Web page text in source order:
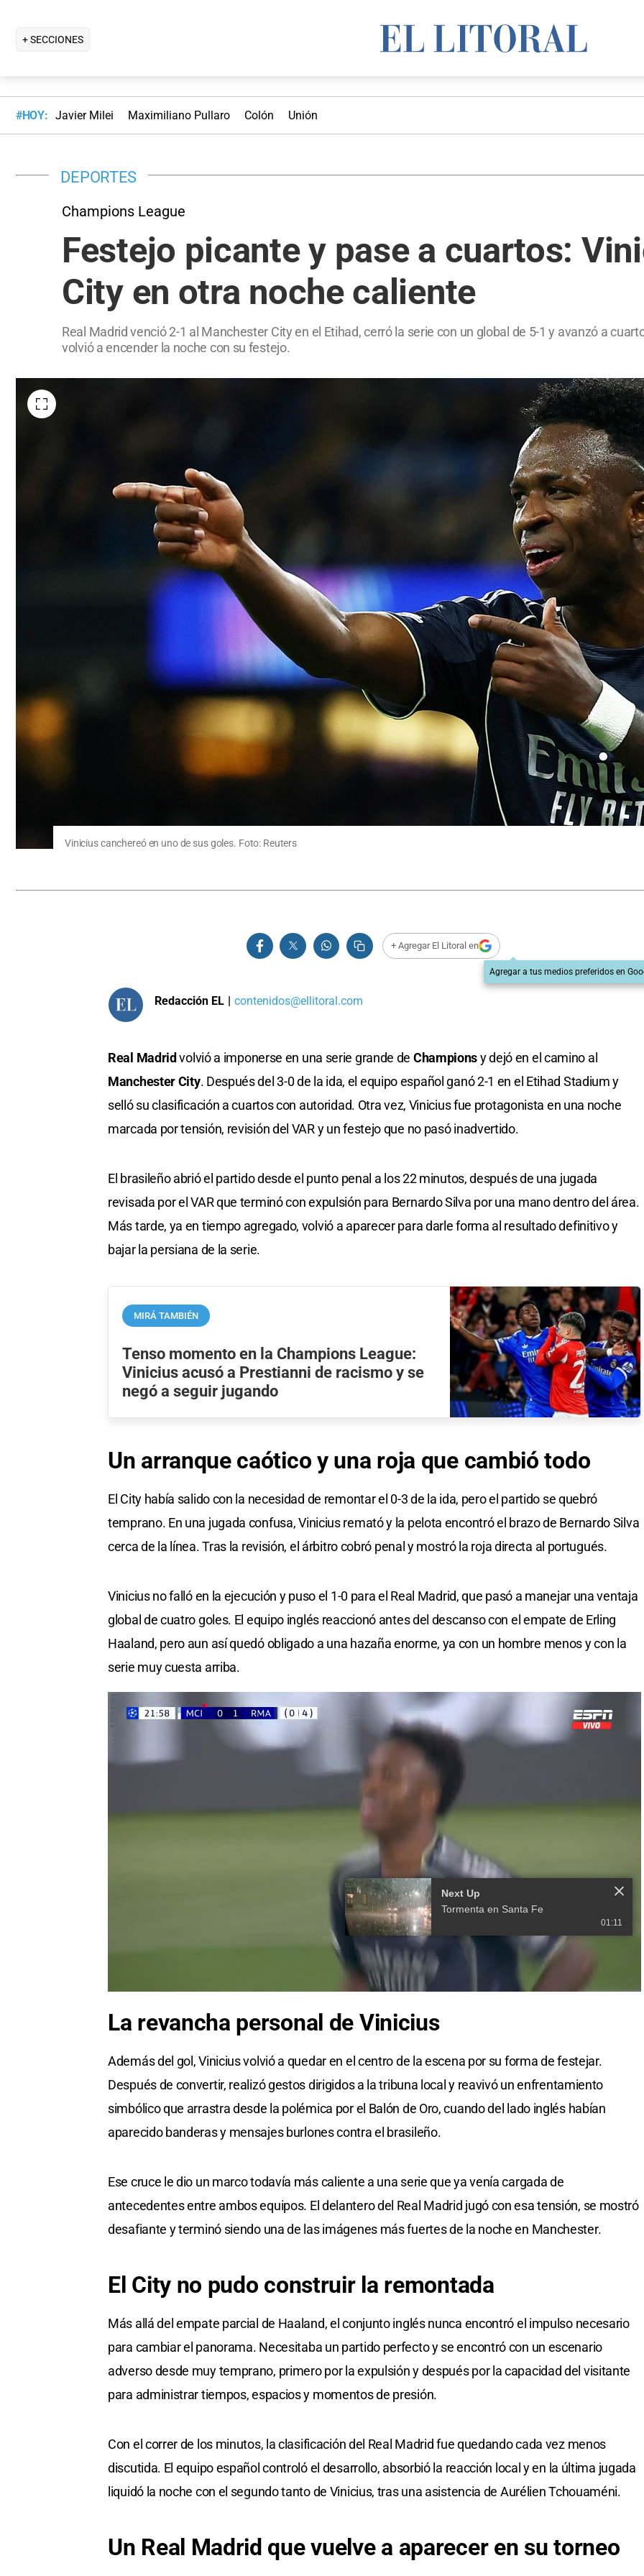
+ SECCIONES
#HOY: Javier Milei Maximiliano Pullaro Colón Unión
DEPORTES
Champions League
Festejo picante y pase a cuartos:
City en otra noche caliente
Real Madrid venció 2-1 al Manchester City en el Etihad, cerró la serie con un global de 5-1 y avanzó a
volvió a encender la noche con su festejo.
Vinicius canchereó en uno de sus goles. Foto: Reuters
+ Agregar El Litoral en
Agregar a tus medios preferidos en
Redacción EL | contenidos@ellitoral.com
Real Madrid volvió a imponerse en una serie grande de Championsy dejó en el camino al
Manchester City. Después del 3-0 de la ida, el equipo español ganó 2-1 en el Etihad Stadium y
selló su clasificación a cuartos con autoridad. Otra vez, Vinicius fue protagonista en una noche
marcada por tensión, revisión del VAR y un festejo que no pasó inadvertido.
El brasileño abrió el partido desde el punto penal a los 22 minutos, después de una jugada
revisada por el VAR que terminó con expulsión para Bernardo Silva por una mano dentro del área.
Más tarde, ya en tiempo agregado, volvió a aparecer para darle forma al resultado definitivo y
bajar la persiana de la serie.
MIRÁ TAMBIÉN
Tenso momento en la Champions League:
Vinicius acusó a Prestianni de racismo y se
negó a seguir jugando
Un arranque caótico y una roja que cambió todo
El City había salido con la necesidad de remontar el 0-3 de la ida, pero el partido se quebró
temprano. En una jugada confusa, Vinicius remató y la pelota encontró el brazo de Bernardo Silva
cerca de la línea. Tras la revisión, el árbitro cobró penal y mostró la roja directa al portugués.
Vinicius no falló en la ejecución y puso el 1-0 para el Real Madrid, que pasó a manejar una ventaja
global de cuatro goles. El equipo inglés reaccionó antes del descanso con el empate de Erling
Haaland, pero aun así quedó obligado a una hazaña enorme, ya con un hombre menos y con la
serie muy cuesta arriba.
La revancha personal de Vinicius
Además del gol, Vinicius volvió a quedar en el centro de la escena por su forma de festejar.
Después de convertir, realizó gestos dirigidos a la tribuna local y reavivó un enfrentamiento
simbólico que arrastra desde la polémica por el Balón de Oro, cuando del lado inglés habían
aparecido banderas y mensajes burlones contra el brasileño.
Ese cruce le dio un marco todavía más caliente a una serie que ya venía cargada de
antecedentes entre ambos equipos. El delantero del Real Madrid jugó con esa tensión, se mostró
desafiante y terminó siendo una de las imágenes más fuertes de la noche en Manchester.
El City no pudo construir la remontada
Más allá del empate parcial de Haaland, el conjunto inglés nunca encontró el impulso necesario
para cambiar el panorama. Necesitaba un partido perfecto y se encontró con un escenario
adverso desde muy temprano, primero por la expulsión y después por la capacidad del visitante
para administrar tiempos, espacios y momentos de presión.
Con el correr de los minutos, la clasificación del Real Madrid fue quedando cada vez menos
discutida. El equipo español controló el desarrollo, absorbió la reacción local y en la última jugada
liquidó la noche con el segundo tanto de Vinicius, tras una asistencia de Aurélien Tchouaméni.
Un Real Madrid que vuelve a aparecer en su torneo